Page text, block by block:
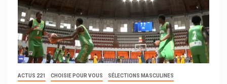
ACTUS 221 CHOISIE POUR VOUS SÉLECTIONS MASCULINES